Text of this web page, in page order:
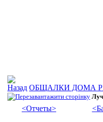
ОБЩАЛКИ ДОМА
<Отчеты>